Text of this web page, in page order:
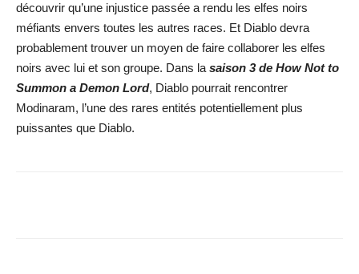
découvrir qu’une injustice passée a rendu les elfes noirs
méfiants envers toutes les autres races. Et Diablo devra
probablement trouver un moyen de faire collaborer les elfes
noirs avec lui et son groupe. Dans la saison 3 de How Not to
Summon a Demon Lord, Diablo pourrait rencontrer
Modinaram, l’une des rares entités potentiellement plus
puissantes que Diablo.